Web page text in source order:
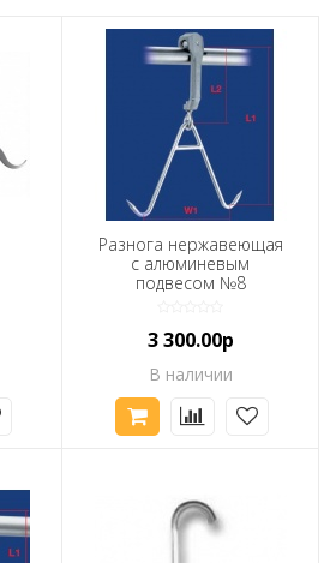
Разнога нержавеющая
с алюминевым
подвесом №8
3 300.00р
В наличии